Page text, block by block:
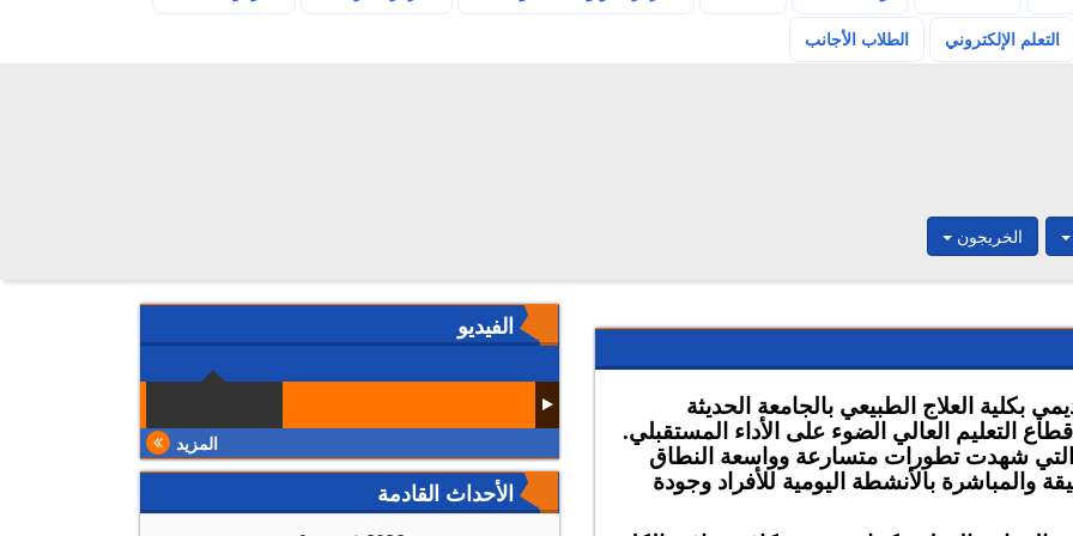
التعلم الإلكتروني الطلاب الأجانب
الخريجون
بكلية العلاج الطبيعي بالجامعة الحديثة
التعليم العالي الضوء على الأداء المستقبلي.
شهدت تطورات متسارعة وواسعة النطاق
و المباشر ة بالأنشطة اليومية للأفراد وجودة
الفيديو
المزيد
الأحداث القادمة